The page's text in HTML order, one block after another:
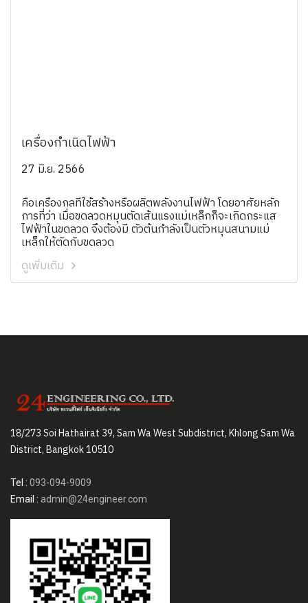
เครื่องกําเนิดไฟฟ้า
27 มิ.ย. 2566
คือเครื่องกลที่ใช้สร้างหรือผลิตพลังงานไฟฟ้า โดยอาศัยหลัก
การที่ว่า เมื่อขดลวดหมุนตัดเส้นแรงแม่เหล็กก็จะเกิดกระแส
ไฟฟ้าในขดลวด จึงต้องมี ตัวต้นกําลังเป็นตัวหมุนสนามแม่
เหล็กให้ตัดกับขดลวด
ดูเพิ่มเติม
18/273 Soi Hathairat 39, Sam Wa West Subdistrict, Khlong Sam Wa
District, Bangkok 10510
Tel : 093-094-9009
Email : admin@24engineer.com